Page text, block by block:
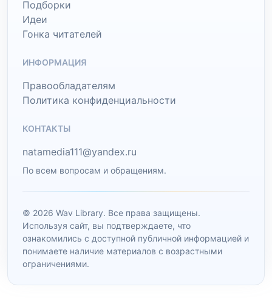
Подборки
Идеи
Гонка читателей
ИНФОРМАЦИЯ
Правообладателям
Политика конфиденциальности
КОНТАКТЫ
natamedia111@yandex.ru
По всем вопросам и обращениям.
© 2026 Wav Library. Все права защищены.
Используя сайт, вы подтверждаете, что
ознакомились с доступной публичной информацией и
понимаете наличие материалов с возрастными
ограничениями.